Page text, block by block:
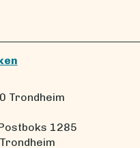
Trondheim
1285